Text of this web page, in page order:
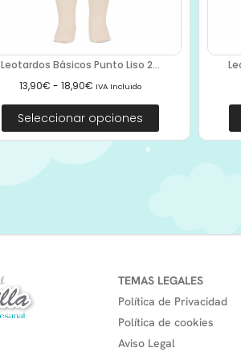
Leotardos Básicos Punto Liso 2...
13,90€ - 18,90€ IVA Incluido
Seleccionar opciones
TEMAS LEGALES
Política de Privacidad
Política de cookies
Aviso Legal